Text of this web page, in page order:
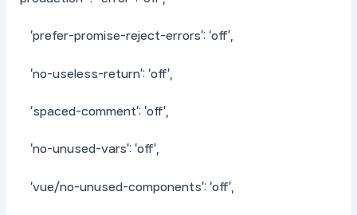
‘prefer-promise-reject-errors’: ‘off’,
‘no-useless-return’: ‘off’,
‘spaced-comment’: ‘off’,
‘no-unused-vars’: ‘off’,
‘vue/no-unused-components’: ‘off’,